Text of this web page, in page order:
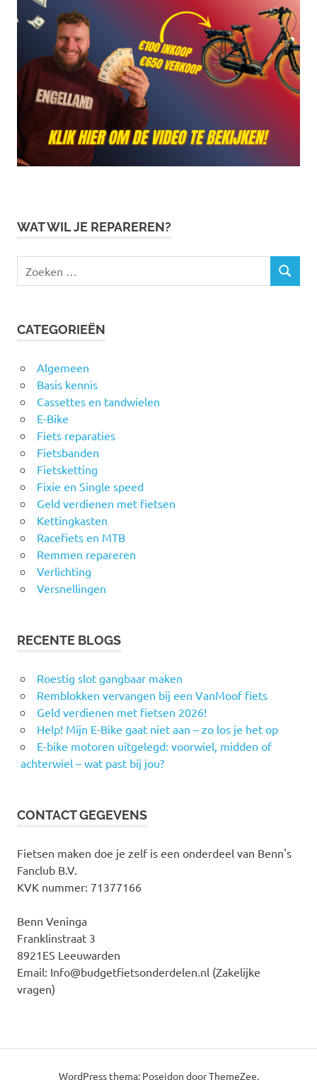
WAT WIL JE REPAREREN?
naar:
ZOEKEN
CATEGORIEËN
Algemeen
Basis kennis
Cassettes en tandwielen
E-Bike
Fiets reparaties
Fietsbanden
Fietsketting
Fixie en Single speed
Geld verdienen met fietsen
Kettingkasten
Racefiets en MTB
Remmen repareren
Verlichting
Versnellingen
RECENTE BLOGS
Roestig slot gangbaar maken
Remblokken vervangen bij een VanMoof fiets
Geld verdienen met fietsen 2026!
Help! Mijn E-Bike gaat niet aan – zo los je het op
E-bike motoren uitgelegd: voorwiel, midden of
achterwiel – wat past bij jou?
CONTACT GEGEVENS
Fietsen maken doe je zelf is een onderdeel van Benn's
Fanclub B.V.
KVK nummer: 71377166
Benn Veninga
Franklinstraat 3
8921ES Leeuwarden
Email: Info@budgetfietsonderdelen.nl (Zakelijke
vragen)
WordPress thema: Poseidon door ThemeZee.